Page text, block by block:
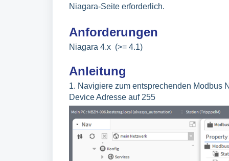
Niagara-Seite erforderlich.
Anforderungen
Niagara 4.x (>= 4.1)
Anleitung
1. Navigiere zum entsprechenden Modbus
Device Adresse auf 255